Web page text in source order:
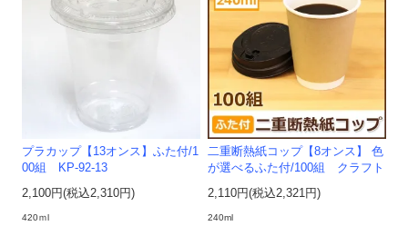
プラカップ【13オンス】ふた付/1
00組 KP-92-13
2,100円(税込2,310円)
420ｍl
二重断熱紙コップ【8オンス】 色
が選べるふた付/100組 クラフト
2,110円(税込2,321円)
240ml